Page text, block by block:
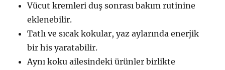
Vücut kremleri duş sonrası bakım rutinine
eklenebilir.
Tatlı ve sıcak kokular, yaz aylarında enerjik
bir his yaratabilir.
Aynı koku ailesindeki ürünler birlikte